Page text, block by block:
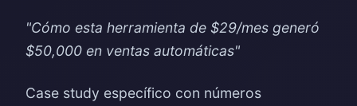
"Cómo esta herramienta de $29/mes generó
$50,000 en ventas automáticas"
Case study específico con números